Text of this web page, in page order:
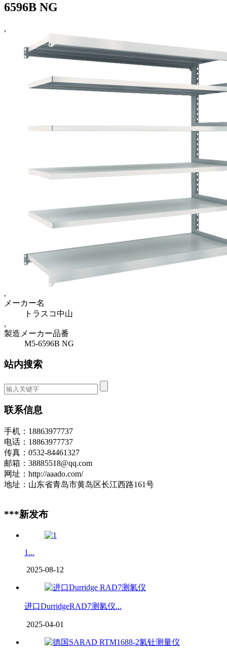
6596B NG
,
,
メーカー名
トラスコ中山
,
製造メーカー品番
M5-6596B NG
站内搜索
联系信息
手机：18863977737
电话：18863977737
传真：0532-84461327
邮箱：38885518@qq.com
网址：http://aaado.com/
地址：山东省青岛市黄岛区长江西路161号
***新发布
1...
2025-08-12
进口DurridgeRAD7测氡仪...
2025-04-01